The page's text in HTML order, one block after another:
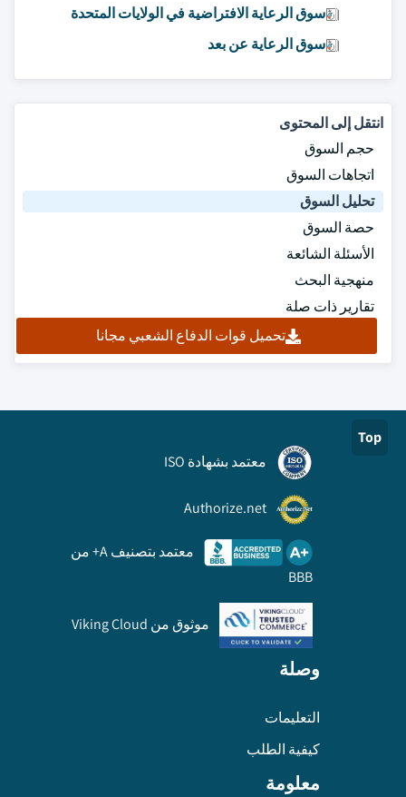
سوق الرعاية الافتراضية في الولايات المتحدة
سوق الرعاية عن بعد
انتقل إلى المحتوى
حجم السوق
اتجاهات السوق
تحليل السوق
حصة السوق
الأسئلة الشائعة
منهجية البحث
تقارير ذات صلة
تحميل قوات الدفاع الشعبي مجانا
Top
معتمد بشهادة ISO
Authorize.net
معتمد بتصنيف A+ من
BBB
موثوق من Viking Cloud
وصلة
التعليمات
كيفية الطلب
معلومة